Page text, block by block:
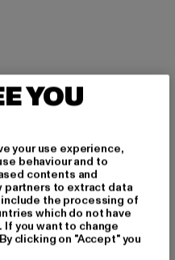
Baumwolle, 5%
|info@tbint.de
64372 Ober-Ramstadt |
YOU
your use experience,
behaviour and to
contents and
partners to extract data
the processing of
which do not have
you want to change
clicking on "Accept" you